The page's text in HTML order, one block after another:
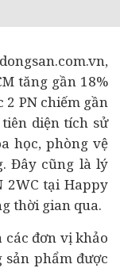
tăng gần 18%
PN chiếm gần
diện tích sử
học, phòng vệ
Đây cũng là lý
2WC tại Happy
thời gian qua.
các đơn vị khảo
sản phẩm được